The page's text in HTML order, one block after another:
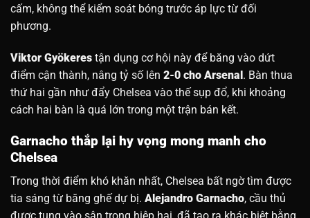
cấm, không thể kiểm soát bóng trước áp lực từ đối
phương.
Viktor Gyökeres tận dụng cơ hội này để băng vào dứt
điểm cận thành, nâng tỷ số lên 2-0 cho Arsenal. Bàn thua
thứ hai gần như đẩy Chelsea vào thế sụp đổ, khi khoảng
cách hai bàn là quá lớn trong một trận bán kết.
Garnacho thắp lại hy vọng mong manh cho
Chelsea
Trong thời điểm khó khăn nhất, Chelsea bất ngờ tìm được
tia sáng từ băng ghế dự bị. Alejandro Garnacho, cầu thủ